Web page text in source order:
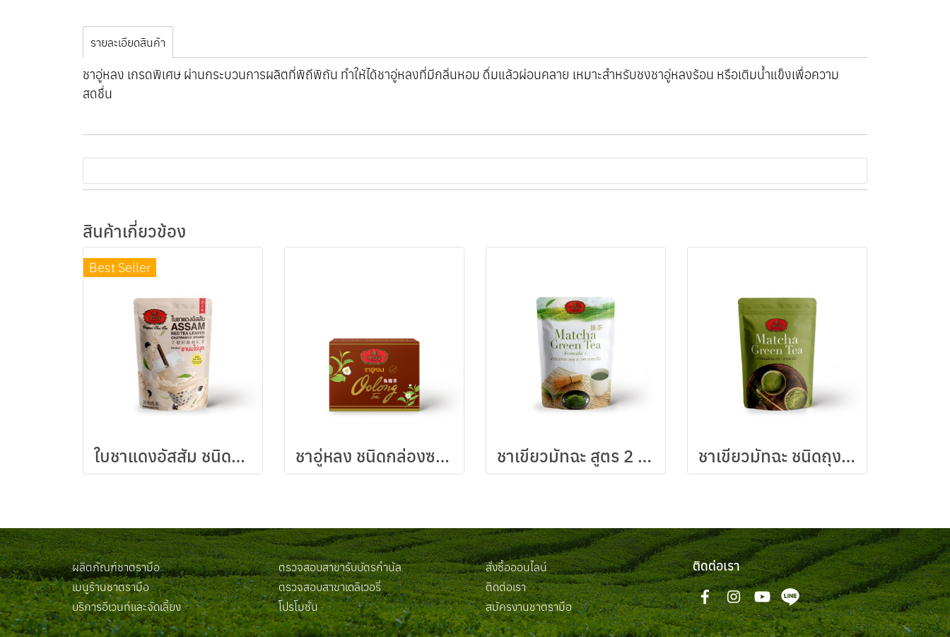
รายละเอียดสินค้า
ชาอู่หลง เกรดพิเศษ ผ่านกระบวนการผลิตที่พิถีพิถัน ทำให้ได้ชาอู่หลงที่มีกลิ่นหอม ดื่มแล้วผ่อนคลาย เหมาะสำหรับชงชาอู่หลงร้อน หรือเติมน้ำแข็งเพื่อความ
สดชื่น
สินค้าเกี่ยวข้อง
Best Seller
ใบชาแดงอัสสัม ชนิดถุง 250 กรัม ชาอู่หลง ชนิดกล่องซองเยื่อ ชาเขียวมัทฉะ สูตร 2 ชนิดถุง 100 กรัม ชาเขียวมัทฉะ ชนิดถุง 100 กรัม
ผลิตภัณฑ์ชาตรามือ
เมนูร้านชาตรามือ
บริการอีเวนท์และจัดเลี้ยง
ตรวจสอบสาขารับบัตรกำนัล
ตรวจสอบสาขาเดลิเวอรี่
โปรโมชั่น
สั่งซื้อออนไลน์
ติดต่อเรา
สมัครงานชาตรามือ
ติดต่อเรา